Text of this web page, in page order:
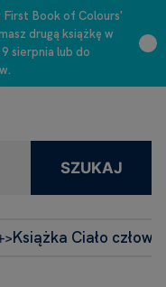
First Book of Colours'
drugą książkę w
sierpnia lub do
SZUKAJ
>Książka Ciało